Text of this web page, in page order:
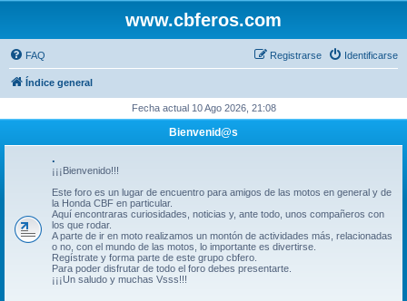
www.cbferos.com
FAQ Identificarse
Registrarse
Índice general
Fecha actual 10 Ago 2026, 21:08
Bienvenid@s
.
¡¡¡Bienvenido!!!
Este foro es un lugar de encuentro para amigos de las motos en general y de
la Honda CBF en particular.
Aquí encontraras curiosidades, noticias y, ante todo, unos compañeros con
los que rodar.
A parte de ir en moto realizamos un montón de actividades más, relacionadas
o no, con el mundo de las motos, lo importante es divertirse.
Regístrate y forma parte de este grupo cbfero.
Para poder disfrutar de todo el foro debes presentarte.
¡¡¡Un saludo y muchas Vsss!!!